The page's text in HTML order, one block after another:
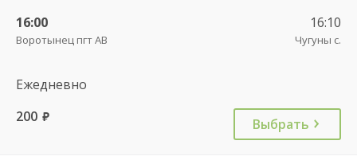
16:00
Воротынец пгт АВ
16:10
Чугуны с.
Ежедневно
200 руб. Выбрать